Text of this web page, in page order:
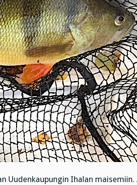
Uudenkaupungin Ihalan maisemiin.